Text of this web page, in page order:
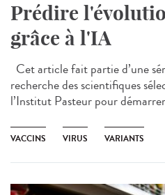
Prédire
grâce à l'IA
Cet article fait partie d’une
recherche des scientifiques
l’Institut Pasteur pour
VACCINS VIRUS VARIANTS